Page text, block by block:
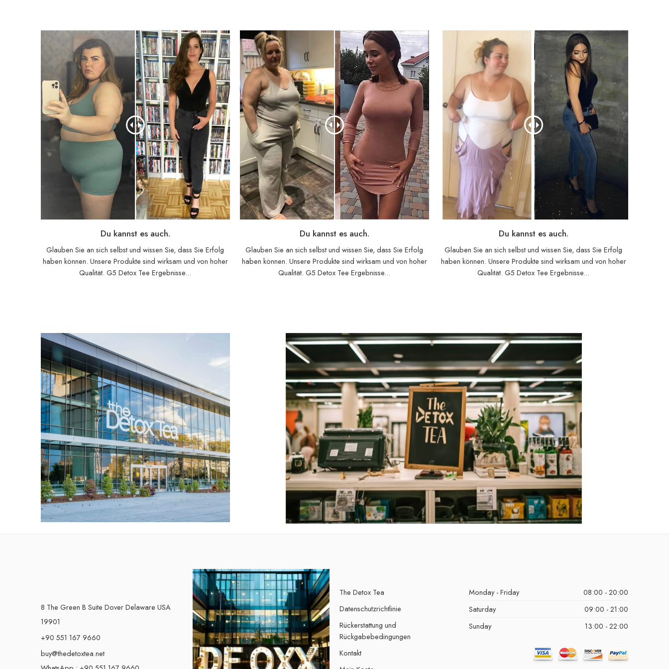
Du kannst es auch.
Glauben Sie an sich selbst und wissen Sie, dass Sie Erfolg
haben können. Unsere Produkte sind wirksam und von hoher
Qualität. G5 Detox Tee Ergebnisse...
Du kannst es auch.
Glauben Sie an sich selbst und wissen Sie, dass Sie Erfolg
haben können. Unsere Produkte sind wirksam und von hoher
Qualität. G5 Detox Tee Ergebnisse...
Du kannst es auch.
Glauben Sie an sich selbst und wissen Sie, dass Sie Erfolg
haben können. Unsere Produkte sind wirksam und von hoher
Qualität. G5 Detox Tee Ergebnisse...
8 The Green B Suite Dover Delaware USA
19901
+90 551 167 9660
buy@thedetoxtea.net
The Detox Tea
Datenschutzrichtlinie
Rückerstattung und
Rückgabebedingungen
Kontakt
Monday - Friday
08:00 - 20:00
Saturday
09:00 - 21:00
Sunday
13:00 - 22:00